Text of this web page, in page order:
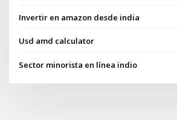
Invertir en amazon desde india
Usd amd calculator
Sector minorista en línea indio